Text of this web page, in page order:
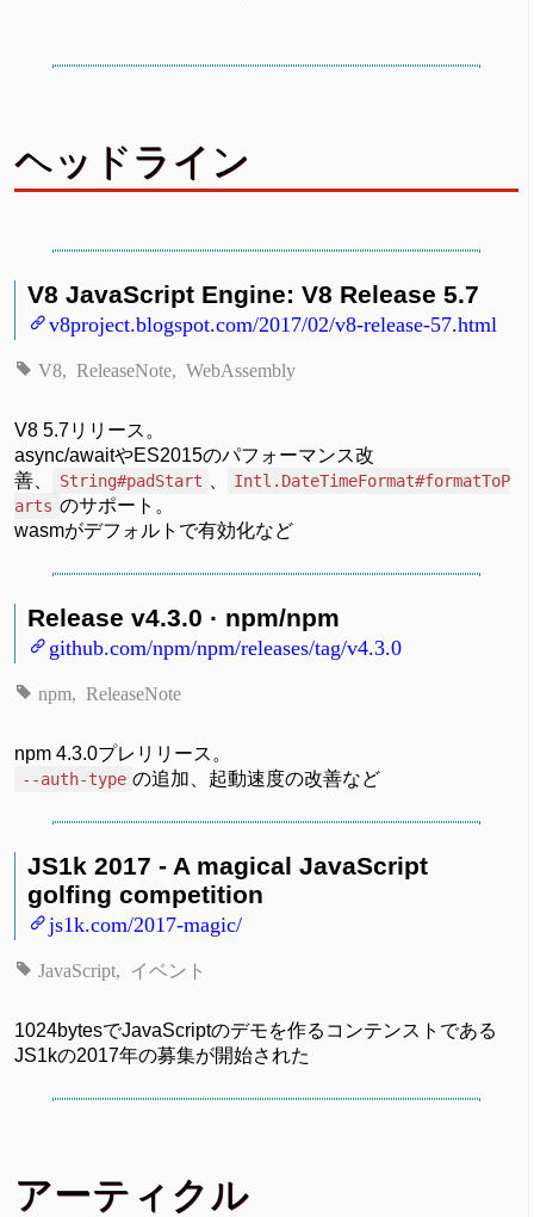
ヘッドライン
V8 JavaScript Engine: V8 Release 5.7
v8project.blogspot.com/2017/02/v8-release-57.html
V8 ReleaseNote WebAssembly
V8 5.7リリース。
async/awaitやES2015のパフォーマンス改
善、
String#padStart
Intl.DateTimeFormat#formatToP
arts のサポート。
wasmがデフォルトで有効化など
Release v4.3.0 · npm/npm
github.com/npm/npm/releases/tag/v4.3.0
npm ReleaseNote
npm 4.3.0プレリリース。
--auth-type の追加、起動速度の改善など
JS1k 2017 - A magical JavaScript
golfing competition
js1k.com/2017-magic/
JavaScript イベント
1024bytesでJavaScriptのデモを作るコンテンストである
JS1kの2017年の募集が開始された
アーティクル